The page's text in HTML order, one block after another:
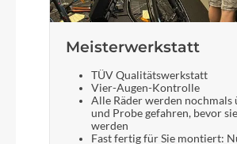
Meisterwerkstatt
TÜV Qualitätswerkstatt
Vier-Augen-Kontrolle
Alle Räder werden
und Probe gefahren, bevor
werden
Fast fertig für Sie montiert: